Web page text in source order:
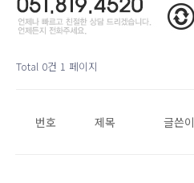
Total 0건 1 페이지
번호 제목 글쓴이